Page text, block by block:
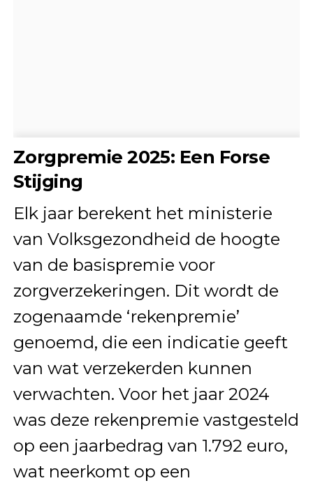
Zorgpremie 2025: Een Forse
Stijging
Elk jaar berekent het ministerie
van Volksgezondheid de hoogte
van de basispremie voor
zorgverzekeringen. Dit wordt de
zogenaamde ‘rekenpremie’
genoemd, die een indicatie geeft
van wat verzekerden kunnen
verwachten. Voor het jaar 2024
was deze rekenpremie vastgesteld
op een jaarbedrag van 1.792 euro,
wat neerkomt op een